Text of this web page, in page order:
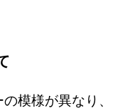
模様が異なり、